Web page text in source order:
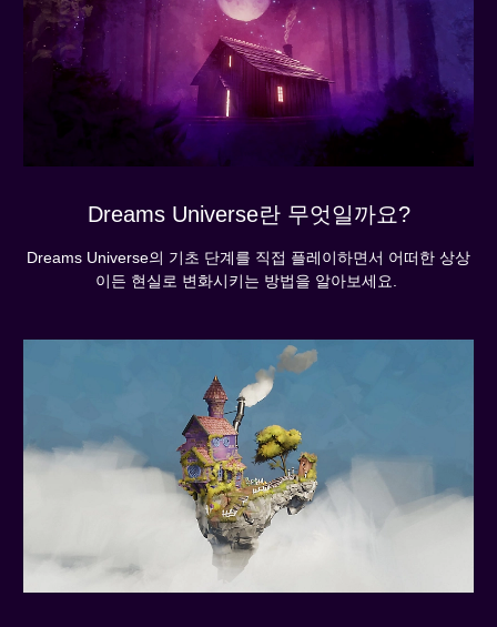
Dreams Universe란 무엇일까요?
Dreams Universe의 기초 단계를 직접 플레이하면서 어떠한 상상
이든 현실로 변화시키는 방법을 알아보세요.